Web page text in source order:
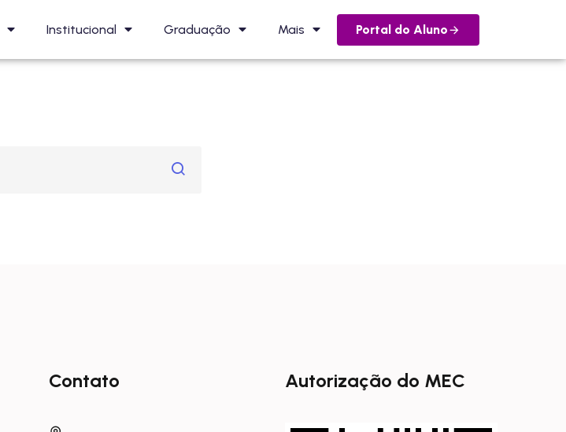
Institucional Graduação Mais Portal do Aluno
Contato Autorização do MEC